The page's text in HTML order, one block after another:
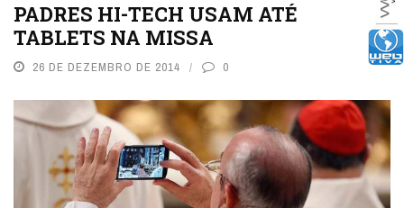
PADRES HI-TECH USAM ATÉ
TABLETS NA MISSA
26 DE DEZEMBRO DE 2014 0